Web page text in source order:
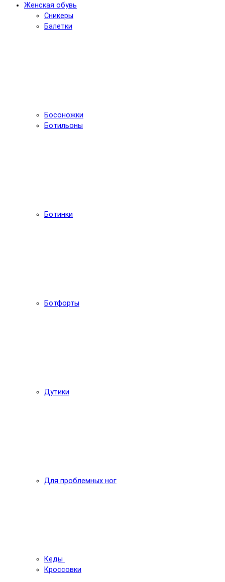
Женская обувь
Сникеры
Балетки
Босоножки
Ботильоны
Ботинки
Ботфорты
Дутики
Для проблемных ног
Кеды
Кроссовки